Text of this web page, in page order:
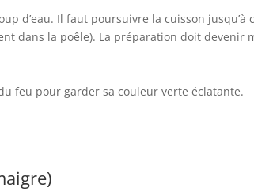
d’eau. Il faut poursuivre la cuisson
dans la poêle). La préparation doit devenir
feu pour garder sa couleur verte éclatante.